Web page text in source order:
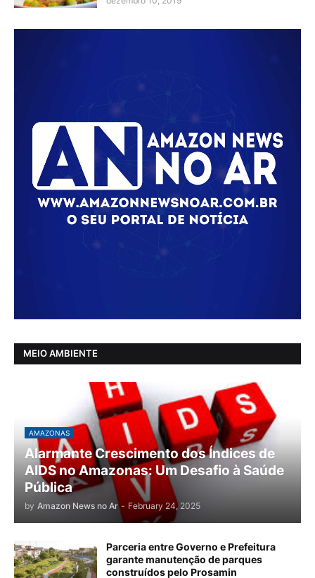
MEIO AMBIENTE
AMAZONAS
Alarmante Crescimento dos Índices de
AIDS no Amazonas: Um Desafio à Saúde
Pública
by Amazon News no Ar - February 24, 2025
Parceria entre Governo e Prefeitura
garante manutenção de parques
construídos pelo Prosamin